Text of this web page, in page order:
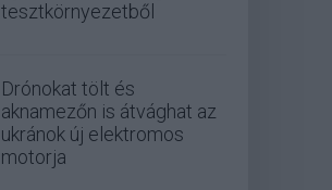
tesztkörnyezetből
Drónokat tölt és
aknamezőn is átvághat az
ukránok új elektromos
motorja